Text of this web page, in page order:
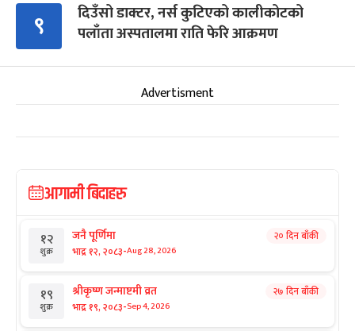
९
दिउँसो डाक्टर, नर्स कुटिएको कालीकोटको
पलाँता अस्पतालमा राति फेरि आक्रमण
Advertisment
आगामी बिदाहरु
१२
शुक्र
जनै पूर्णिमा
भाद्र १२, २०८३-Aug 28, 2026
२० दिन बाँकी
१९
शुक्र
श्रीकृष्ण जन्माष्टमी व्रत
भाद्र १९, २०८३-Sep 4, 2026
२७ दिन बाँकी